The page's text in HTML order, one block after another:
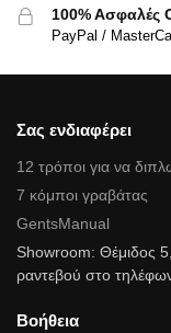
100% Ασφαλές
PayPal /
Σας ενδιαφέρει
12 τρόποι για να
7 κόμποι γραβάτας
GentsManual
Showroom: Θέμιδος
ραντεβού στο
Βοήθεια